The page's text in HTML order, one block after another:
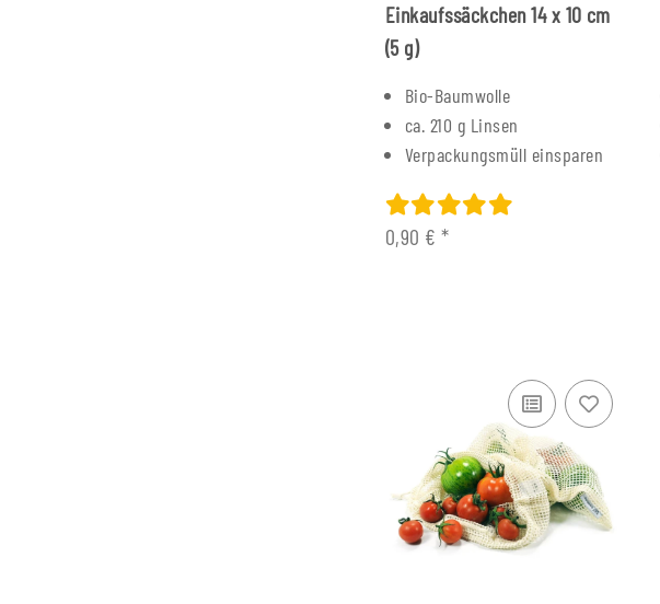
Einkaufssäckchen 14 x 10 cm
(5 g)
Bio-Baumwolle
ca. 210 g Linsen
Verpackungsmüll einsparen
0,90 €*